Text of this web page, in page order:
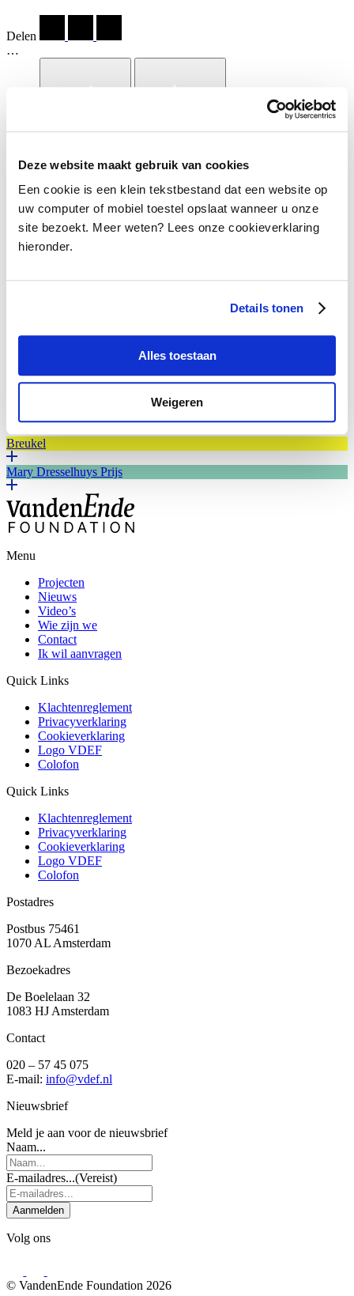
Deze website maakt gebruik van cookies
Een cookie is een klein tekstbestand dat een website op
uw computer of mobiel toestel opslaat wanneer u onze
site bezoekt. Meer weten? Lees onze cookieverklaring
hieronder.
Details tonen
Alles toestaan
Weigeren
Delen
…
'Homo Mobilis'. Martin Roemers.
Anonieme vrouw en kleinzoon, Xinfu. Shanghai,
China. 'Homo Mobilis'. Martin Roemers.
What’s next?
Breukel
Mary Dresselhuys Prijs
Menu
Projecten
Nieuws
Video’s
Wie zijn we
Contact
Ik wil aanvragen
Quick Links
Klachtenreglement
Privacyverklaring
Cookieverklaring
Logo VDEF
Colofon
Quick Links
Klachtenreglement
Privacyverklaring
Cookieverklaring
Logo VDEF
Colofon
Postadres
Postbus 75461
1070 AL Amsterdam
Bezoekadres
De Boelelaan 32
1083 HJ Amsterdam
Contact
020 – 57 45 075
E-mail: info@vdef.nl
Nieuwsbrief
Meld je aan voor de nieuwsbrief
Naam...
E-mailadres...(Vereist)
Aanmelden
Volg ons
© VandenEnde Foundation 2026